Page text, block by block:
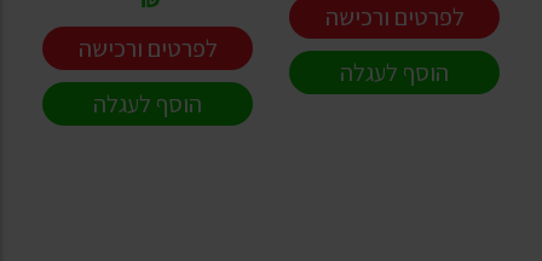
לפרטים ורכישה
הוסף לעגלה
לפרטים ורכישה
הוסף לעגלה